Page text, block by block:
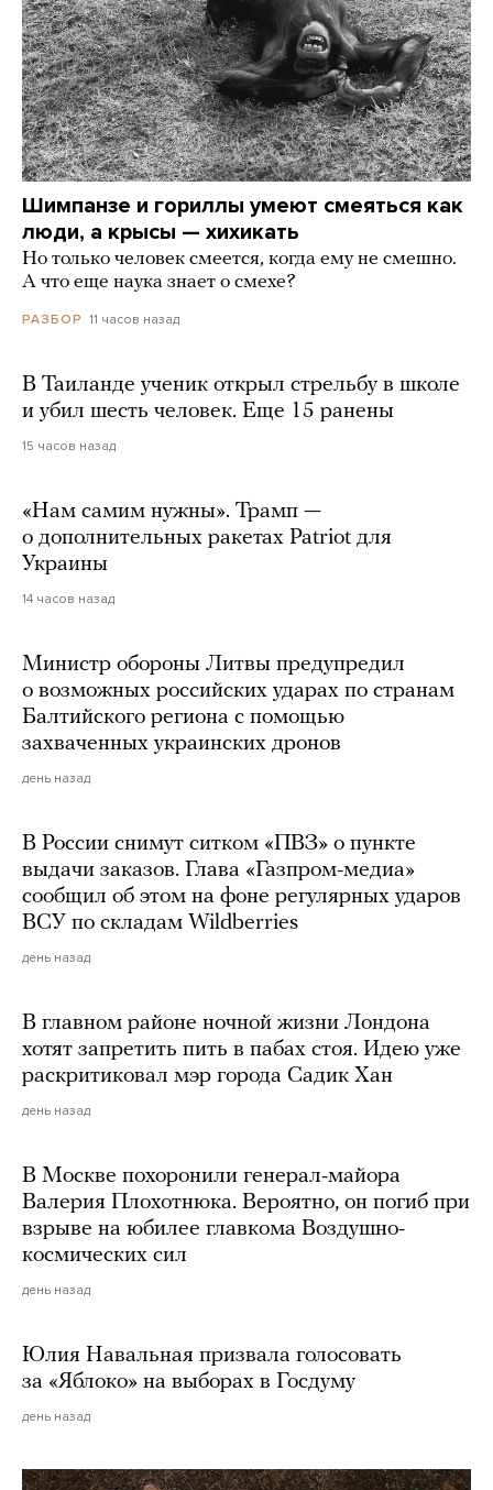
Шимпанзе и гориллы умеют смеяться как
люди, а крысы — хихикать
Но только человек смеется, когда ему не смешно.
А что еще наука знает о смехе?
РАЗБОР 11 часов назад
В Таиланде ученик открыл стрельбу в школе
и убил шесть человек. Еще 15 ранены
15 часов назад
«Нам самим нужны». Трамп —
о дополнительных ракетах Patriot для
Украины
14 часов назад
Министр обороны Литвы предупредил
о возможных российских ударах по странам
Балтийского региона с помощью
захваченных украинских дронов
день назад
В России снимут ситком «ПВЗ» о пункте
выдачи заказов. Глава «Газпром-медиа»
сообщил об этом на фоне регулярных ударов
ВСУ по складам Wildberries
день назад
В главном районе ночной жизни Лондона
хотят запретить пить в пабах стоя. Идею уже
раскритиковал мэр города Садик Хан
день назад
В Москве похоронили генерал-майора
Валерия Плохотнюка. Вероятно, он погиб при
взрыве на юбилее главкома Воздушно-
космических сил
день назад
Юлия Навальная призвала голосовать
за «Яблоко» на выборах в Госдуму
день назад